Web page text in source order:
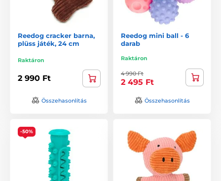
Reedog cracker barna,
plüss játék, 24 cm
Raktáron
2 990 Ft
Összehasonlítás
Reedog mini ball - 6
darab
Raktáron
4 990 Ft
2 495 Ft
Összehasonlítás
-50%